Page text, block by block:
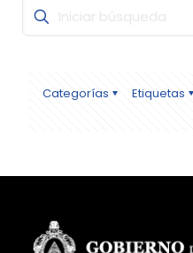
Categorías Etiquetas